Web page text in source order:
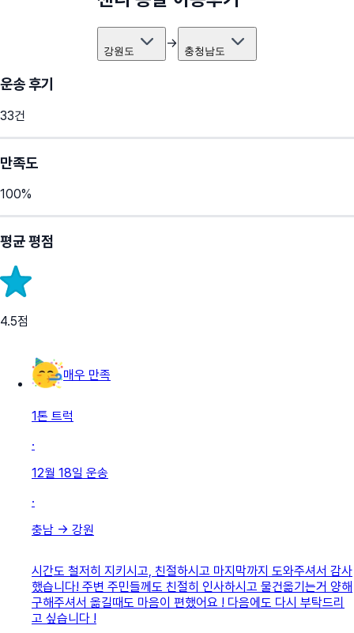
강원도 → 충청남도
운송 후기
33건
만족도
100%
평균 평점
4.5점
매우 만족
1톤 트럭
·
12월 18일 운송
·
충남 → 강원
시간도 철저히 지키시고, 친절하시고 마지막까지 도와주셔서 감사
했습니다! 주변 주민들께도 친절히 인사하시고 물건옮기는거 양해
구해주셔서 옮길때도 마음이 편했어요 ! 다음에도 다시 부탁드리
고 싶습니다 !